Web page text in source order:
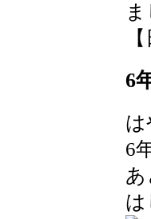
ま
6
は
6
あ
は